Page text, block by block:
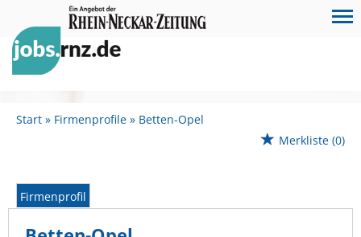
Start Firmenprofile
Betten-Opel
Merkliste (0)
Firmenprofil